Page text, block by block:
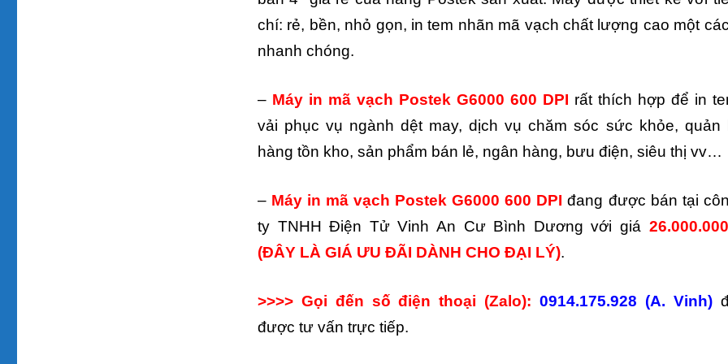
chí: rẻ, bền, nhỏ gọn, in tem nhãn mã vạch chất lượng cao một
nhanh chóng.
– Máy in mã vạch Postek G6000 600 DPI rất thích hợp để in
vải phục vụ ngành dệt may, dịch vụ chăm sóc sức khỏe, quản
hàng tồn kho, sản phẩm bán lẻ, ngân hàng, bưu điện, siêu thị vv…
– Máy in mã vạch Postek G6000 600 DPI đang được bán tại
ty TNHH Điện Tử Vinh An Cư Bình Dương với giá
(ĐÂY LÀ GIÁ ƯU ĐÃI DÀNH CHO ĐẠI LÝ).
>>>> Gọi đến số điện thoại (Zalo):0914.175.928 (A. Vinh)
được tư vấn trực tiếp.